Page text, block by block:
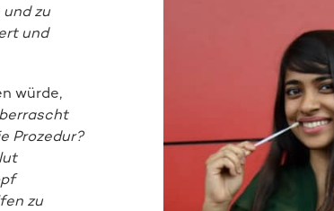
zu
und
würde,
Prozedur?
zu